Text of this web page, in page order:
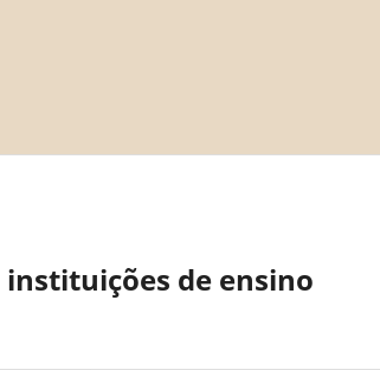
instituições de ensino